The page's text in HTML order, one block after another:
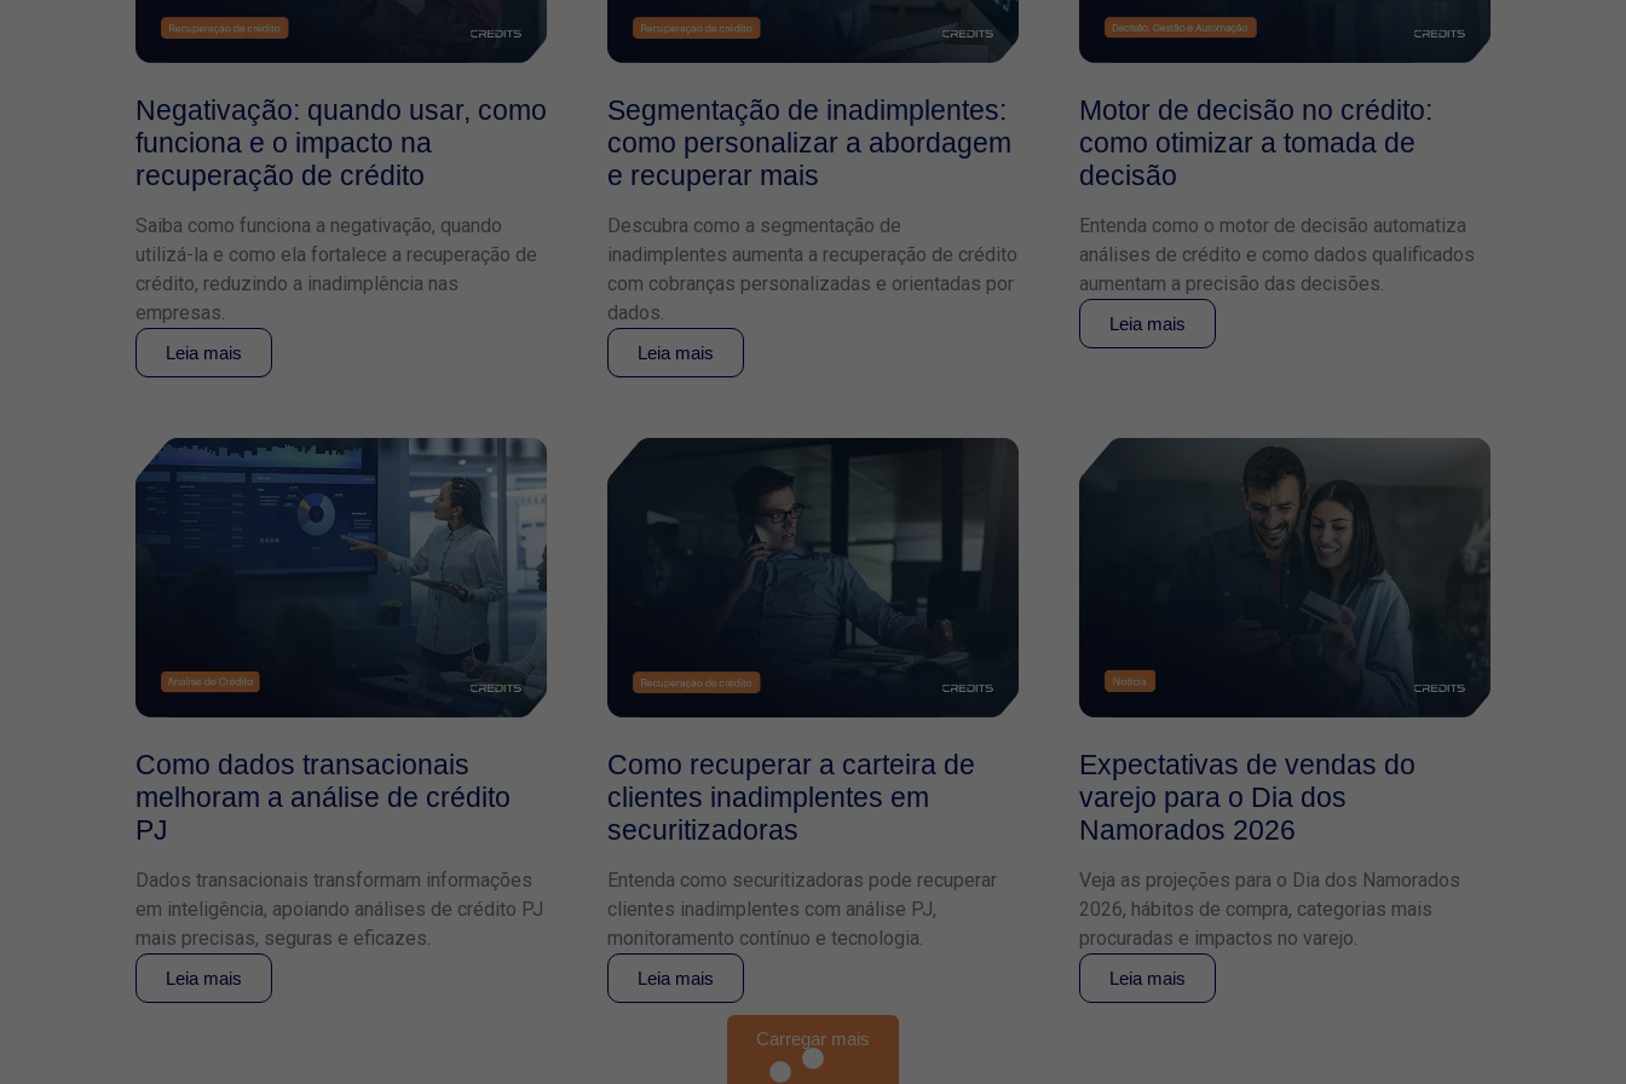
Negativação: quando usar, como
funciona e o impacto na
recuperação de crédito
Saiba como funciona a negativação, quando
utilizá-la e como ela fortalece a recuperação de
crédito, reduzindo a inadimplência nas
empresas.
Leia mais
Segmentação de inadimplentes:
como personalizar a abordagem
e recuperar mais
Descubra como a segmentação de
inadimplentes aumenta a recuperação de crédito
com cobranças personalizadas e orientadas por
dados.
Leia mais
Motor de decisão no crédito:
como otimizar a tomada de
decisão
Entenda como o motor de decisão automatiza
análises de crédito e como dados qualificados
aumentam a precisão das decisões.
Leia mais
Como dados transacionais
melhoram a análise de crédito
PJ
Dados transacionais transformam informações
em inteligência, apoiando análises de crédito PJ
mais precisas, seguras e eficazes.
Leia mais
Como recuperar a carteira de
clientes inadimplentes em
securitizadoras
Entenda como securitizadoras pode recuperar
clientes inadimplentes com análise PJ,
monitoramento contínuo e tecnologia.
Leia mais
Expectativas de vendas do
varejo para o Dia dos
Namorados 2026
Veja as projeções para o Dia dos Namorados
2026, hábitos de compra, categorias mais
procuradas e impactos no varejo.
Leia mais
Carregar mais